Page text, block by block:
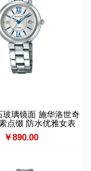
玻璃镜面 施华洛世奇
点缀 防水优雅女表
SHE-4528
￥890.00